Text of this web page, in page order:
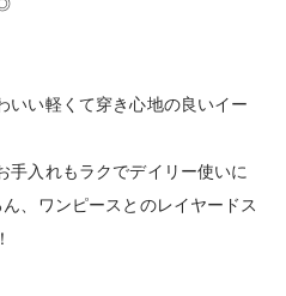
いい軽くて穿き心地の良いイー
手入れもラクでデイリー使いに
、ワンピースとのレイヤードス